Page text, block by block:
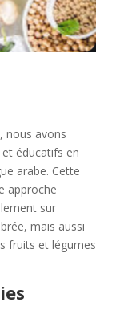
, nous avons
et éducatifs en
arabe. Cette
approche
sur
mais aussi
fruits et légumes